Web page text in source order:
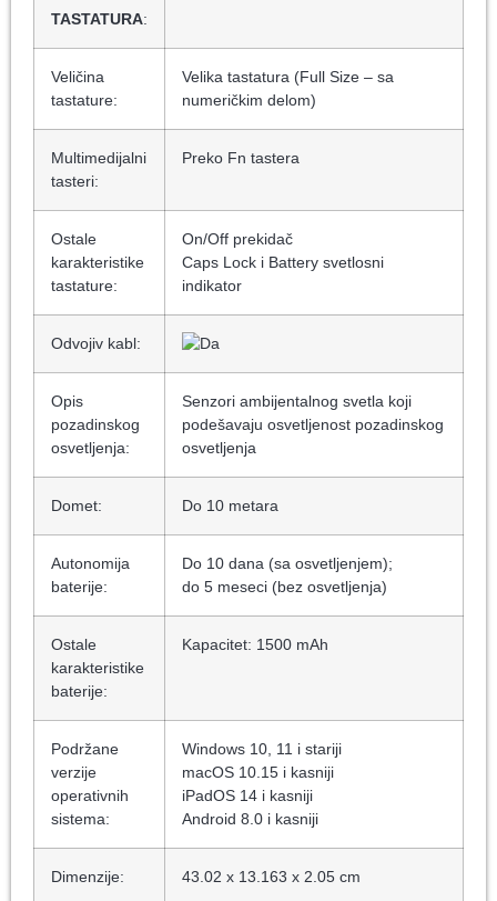
TASTATURA:
Veličina
tastature:
Velika tastatura (Full Size – sa
numeričkim delom)
Multimedijalni
tasteri:
Preko Fn tastera
Ostale
karakteristike
tastature:
On/Off prekidač
Caps Lock i Battery svetlosni
indikator
Odvojiv kabl:
Opis
pozadinskog
osvetljenja:
Senzori ambijentalnog svetla koji
podešavaju osvetljenost pozadinskog
osvetljenja
Domet: Do 10 metara
Autonomija
baterije:
Do 10 dana (sa osvetljenjem);
do 5 meseci (bez osvetljenja)
Ostale
karakteristike
baterije:
Kapacitet: 1500 mAh
Podržane
verzije
operativnih
sistema:
Windows 10, 11 i stariji
macOS 10.15 i kasniji
iPadOS 14 i kasniji
Android 8.0 i kasniji
Dimenzije: 43.02 x 13.163 x 2.05 cm